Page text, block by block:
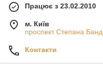
Працює з 23.02.2010
м. Київ
проспект Степана
Контакти